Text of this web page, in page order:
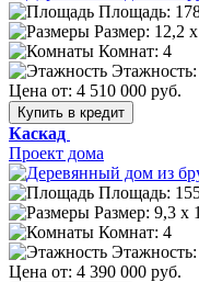
Площадь:
Размер: 12,2
Комнат: 4
Этажность:
Цена от: 4 510 000 руб.
Купить в кредит
Каскад
Проект дома
Площадь:
Размер: 9,3 х
Комнат: 4
Этажность:
Цена от: 4 390 000 руб.